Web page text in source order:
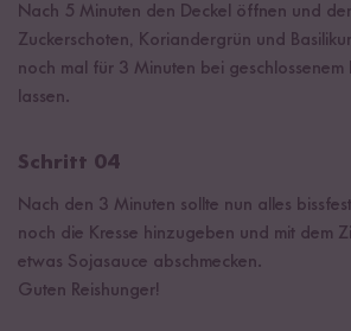
Nach 5 Minuten den Deckel öffnen und
Zuckerschoten, Koriandergrün und
noch mal für 3 Minuten bei geschlossenem
lassen.
Schritt 04
Nach den 3 Minuten sollte nun alles
noch die Kresse hinzugeben und mit dem
etwas Sojasauce abschmecken.
Guten Reishunger!